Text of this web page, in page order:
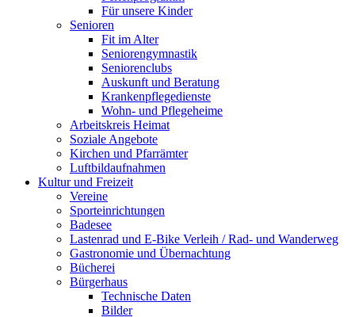
Für unsere Kinder
Senioren
Fit im Alter
Seniorengymnastik
Seniorenclubs
Auskunft und Beratung
Krankenpflegedienste
Wohn- und Pflegeheime
Arbeitskreis Heimat
Soziale Angebote
Kirchen und Pfarrämter
Luftbildaufnahmen
Kultur und Freizeit
Vereine
Sporteinrichtungen
Badesee
Lastenrad und E-Bike Verleih / Rad- und Wanderweg
Gastronomie und Übernachtung
Bücherei
Bürgerhaus
Technische Daten
Bilder